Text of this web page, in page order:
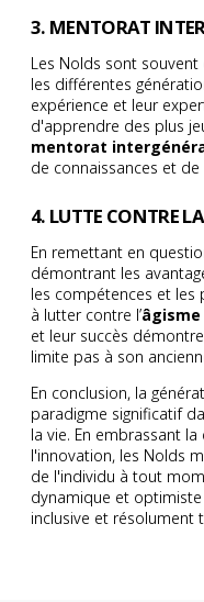
3. MENTORAT
Les Nolds sont
les différentes
expérience et leur
d'apprendre des plus
mentorat
de connaissances et
4. LUTTE CONTRE
En remettant en
démontrant les
les compétences et les
à lutter contre l’âgisme
et leur succès
limite pas à son
En conclusion, la
paradigme significatif
la vie. En embrassant
l'innovation, les Nolds
de l'individu à tout
dynamique et
inclusive et résolument